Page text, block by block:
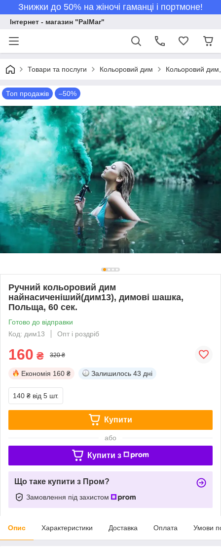
Знижки до 50% на жіночі гаманці і портмоне!
Інтернет - магазин "PalMar"
Товари та послуги Кольоровий дим Кольоровий
Топ продажів –50%
Ручний кольоровий дим
найнасиченіший(дим13), димові шашка,
Польща, 60 сек.
Готово до відправки
Код: дим13
Опт і роздріб
160 ₴ 320 ₴
Економія 160 ₴ Залишилось 43 дні
140 ₴ від 5 шт.
Купити
або
Купити з
Що таке купити з Пром?
Замовлення під захистом
Опис Характеристики Доставка Оплата Умови